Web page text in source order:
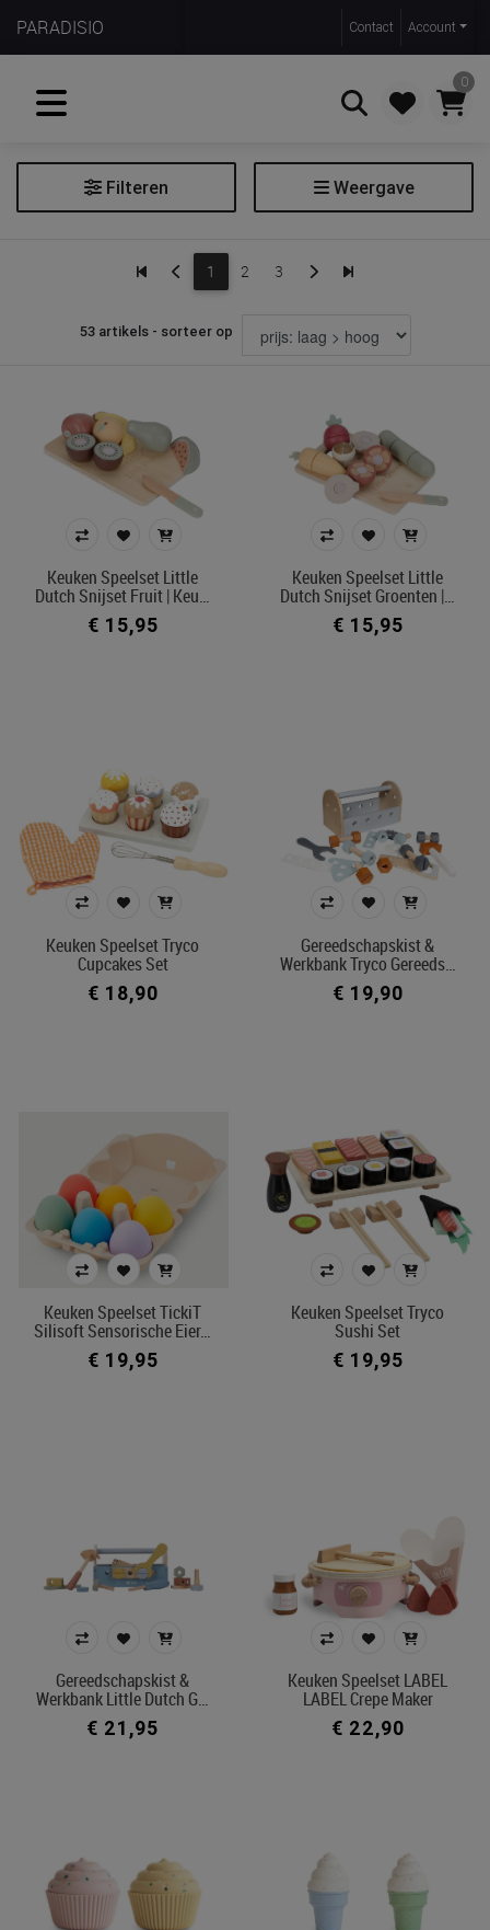
PARADISIO Contact Account
0
Zoeken
Filteren Weergave
Beroepen en huishouden
Filter beroepen en huishouden
dieren speelset
gereedschapskist & werkbank
kapper & make-up speelset
keuken speelset
huishoud speelset
Kleur
In voorraad
Ecocheque artikelen
Belgisch product
1 2 3
53 artikels - sorteer op
Keuken Speelset Little
Dutch Snijset Fruit | Keu…
€ 15,95
Keuken Speelset Little
Dutch Snijset Groenten |…
€ 15,95
Keuken Speelset Tryco
Cupcakes Set
€ 18,90
Gereedschapskist &
Werkbank Tryco Gereeds…
€ 19,90
Keuken Speelset TickiT
Silisoft Sensorische Eier…
€ 19,95
Keuken Speelset Tryco
Sushi Set
€ 19,95
Gereedschapskist &
Werkbank Little Dutch G…
€ 21,95
Keuken Speelset LABEL
LABEL Crepe Maker
€ 22,90